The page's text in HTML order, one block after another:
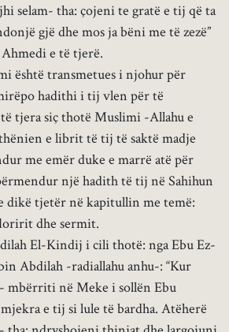
selam- tha: çojeni te gratë e tij që ta
gjë dhe mos ja bëni me të zezë”
e të tjerë.
është transmetues i njohur për
hadithi i tij vlen për të
tjera siç thotë Muslimi -Allahu e
e librit të tij të saktë madje
me emër duke e marrë atë për
një hadith të tij në Sahihun
dikë tjetër në kapitullin me temë:
dhe sermit.
El-Kindij i cili thotë: nga Ebu Ez-
Abdilah -radiallahu anhu-: “Kur
mbërriti në Meke i sollën Ebu
e tij si lule të bardha. Atëherë